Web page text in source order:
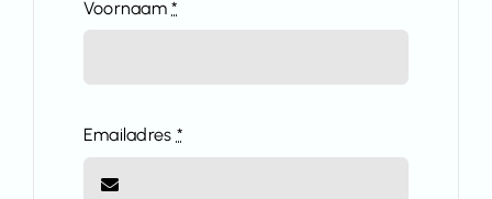
Voornaam*
Emailadres *